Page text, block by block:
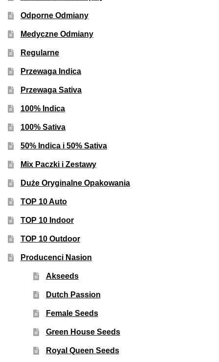
Blog
GRATIS
PROMOCJA 500 Plus
Harmonogram Outdoor
Odbiór Osobisty
Kontakt
Odporne Odmiany
Medyczne Odmiany
Regularne
Przewaga Indica
Przewaga Sativa
100% Indica
100% Sativa
50% Indica i 50% Sativa
Mix Paczki i Zestawy
Duże Oryginalne Opakowania
TOP 10 Auto
TOP 10 Indoor
TOP 10 Outdoor
Producenci Nasion
Akseeds
Dutch Passion
Female Seeds
Green House Seeds
Royal Queen Seeds